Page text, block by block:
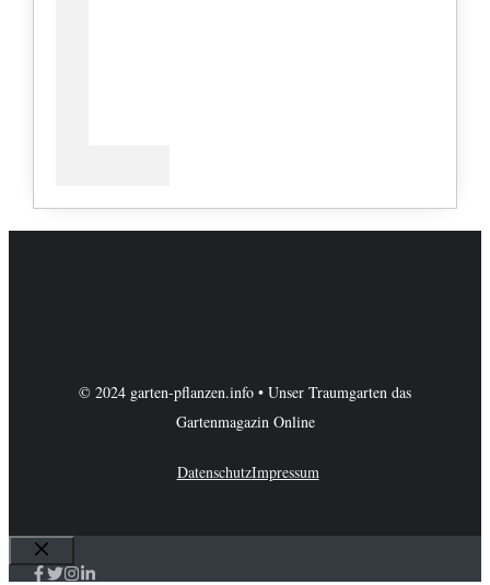
© 2024 garten-pflanzen.info • Unser Traumgarten das
Gartenmagazin Online
DatenschutzImpressum
Schließen